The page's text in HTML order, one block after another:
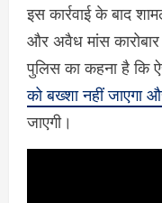
इस कार्रवाई के बाद
और अवैध मांस
पुलिस का कहना है कि
को बख्शा नहीं जाएगा
जाएगी।